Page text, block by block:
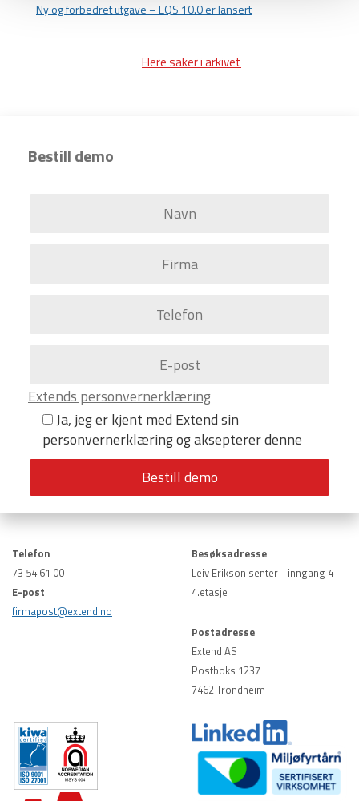
Ny og forbedret utgave – EQS 10.0 er lansert
Flere saker i arkivet
Bestill demo
Extends personvernerklæring
Ja, jeg er kjent med Extend sin
personvernerklæring og aksepterer denne
Telefon
73 54 61 00
E-post
firmapost@extend.no
Besøksadresse
Leiv Erikson senter - inngang 4 -
4.etasje
Postadresse
Extend AS
Postboks 1237
7462 Trondheim